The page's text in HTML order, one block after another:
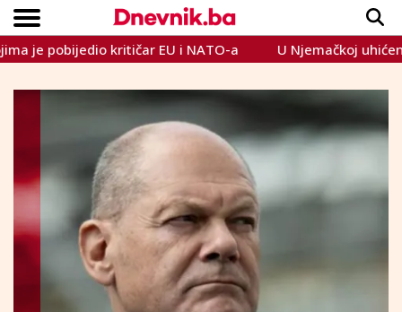
VIJESTI
SPORT
INTERVIEW
TEME
CRNA KRONIKA
LIFESTYLE
Copyright © Dnevnik.ba 2023.
kritičar EU i NATO-a U Njemačkoj uhićen